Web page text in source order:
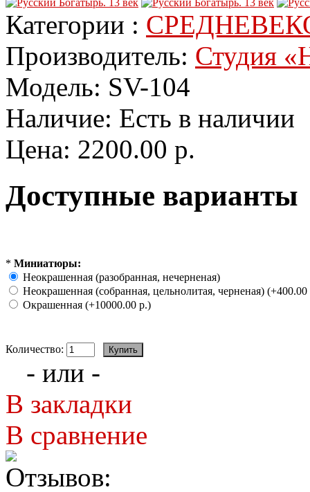
Категории :
Производитель: Студия
Модель: SV-104
Наличие: Есть в наличии
Цена: 2200.00 р.
Доступные варианты
* Миниатюры:
Неокрашенная (разобранная, нечерненая)
Неокрашенная (собранная, цельнолитая, черненая) (+400.00
Окрашенная (+10000.00 р.)
Количество:
- или -
В закладки
В сравнение